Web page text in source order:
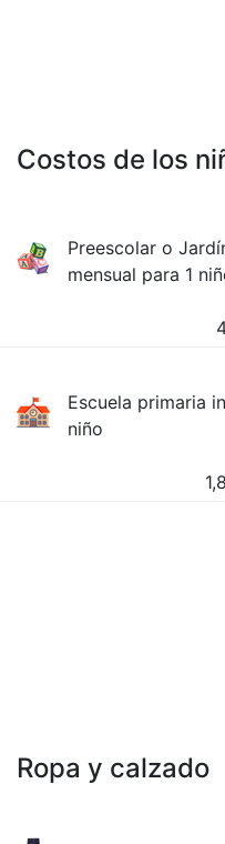
Costos de los
Preescolar o
mensual para 1
Escuela primaria
niño
Ropa y calzado